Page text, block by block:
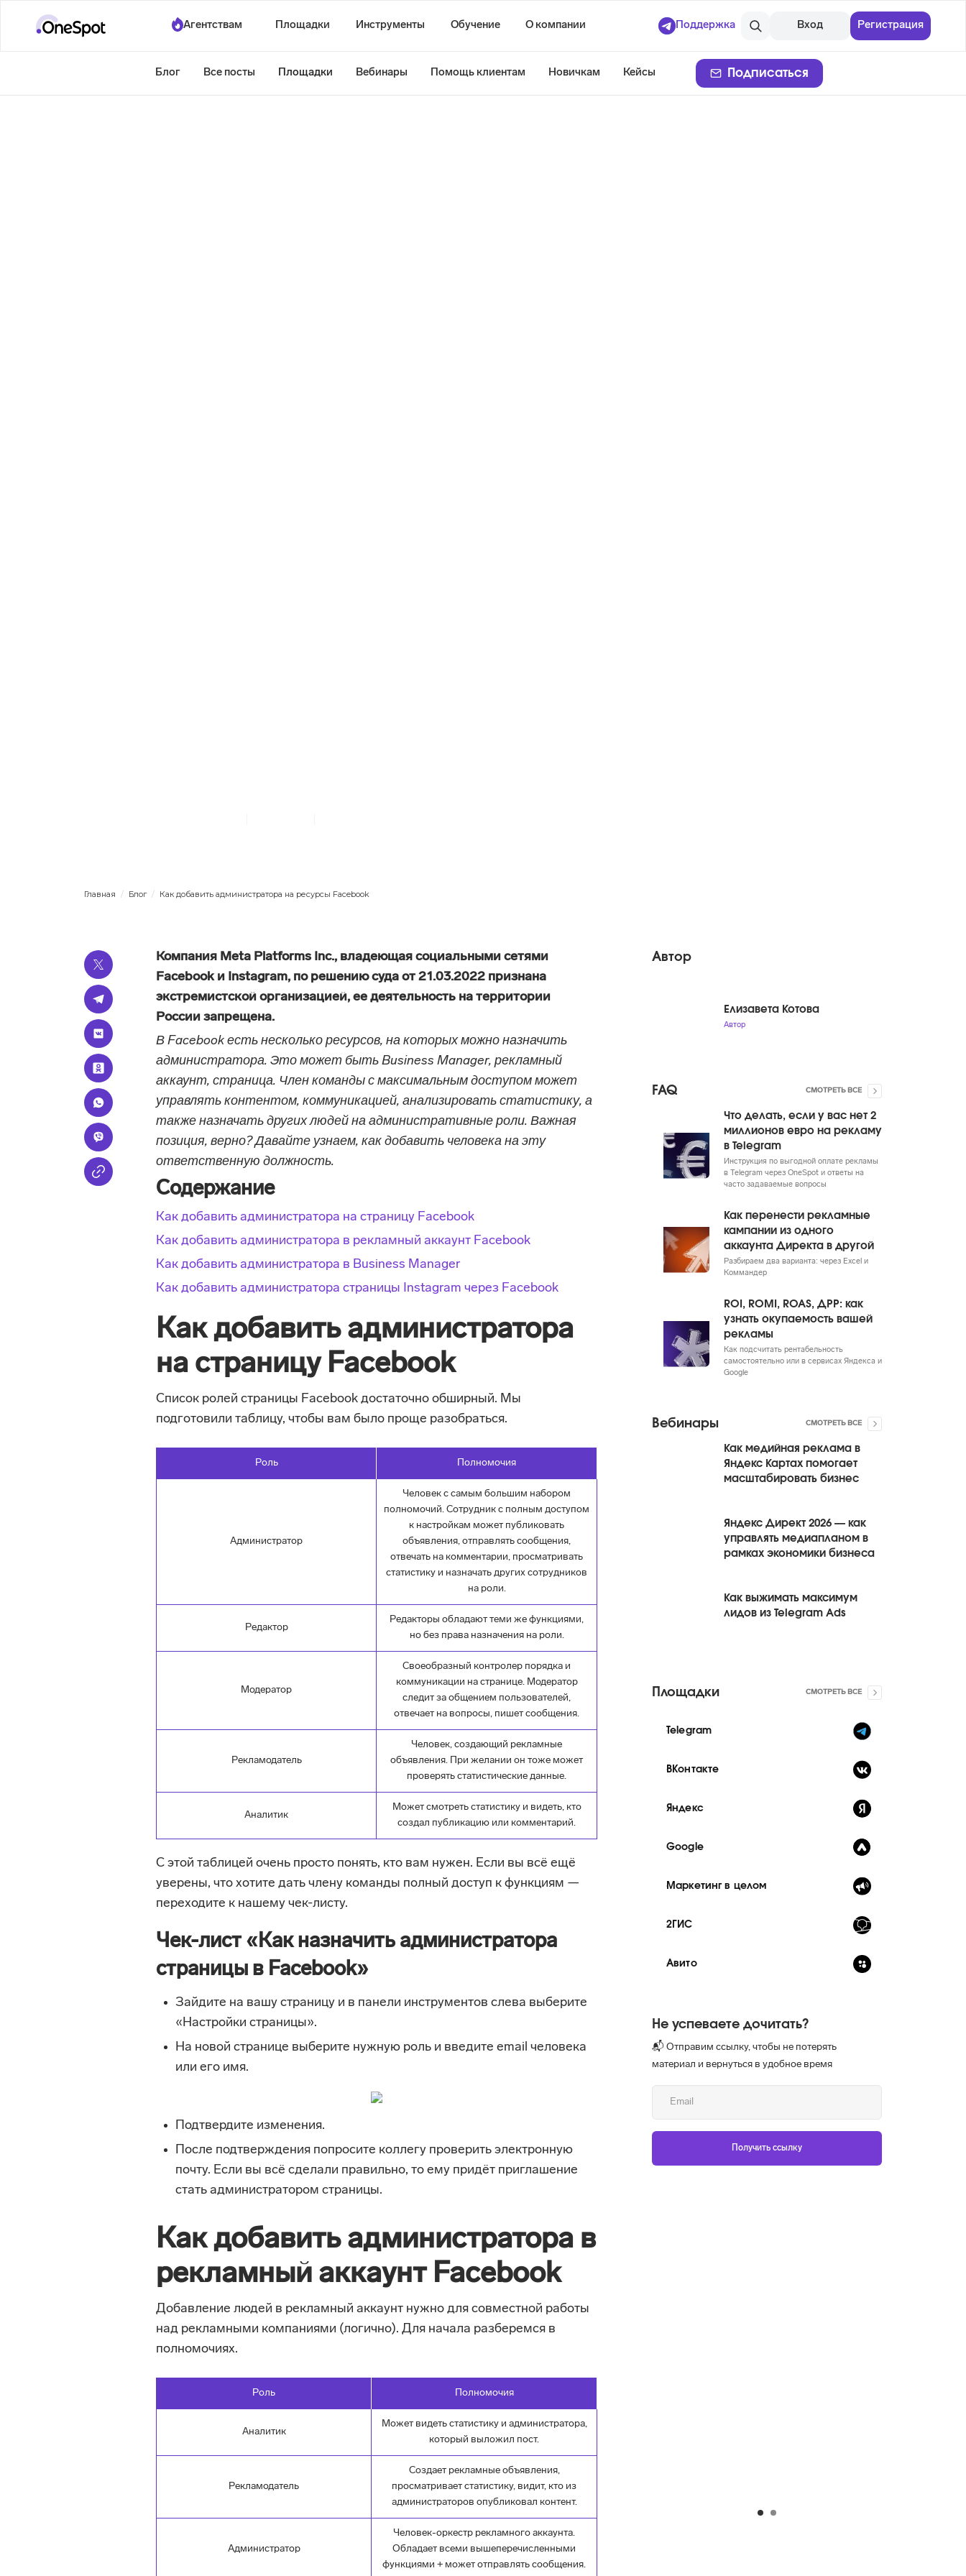
Агентствам Площадки Инструменты Обучение О компании Поддержка Вход Регистрация
Блог Все посты Площадки Вебинары Помощь клиентам Новичкам Кейсы Подписаться
Главная / Блог / Как добавить администратора на ресурсы Facebook
Компания Meta Platforms Inc., владеющая социальными сетями
Facebook и Instagram, по решению суда от 21.03.2022 признана
экстремистской организацией, ее деятельность на территории
России запрещена.
В Facebook есть несколько ресурсов, на которых можно назначить
администратора. Это может быть Business Manager, рекламный
аккаунт, страница. Член команды с максимальным доступом может
управлять контентом, коммуникацией, анализировать статистику, а
также назначать других людей на административные роли. Важная
позиция, верно? Давайте узнаем, как добавить человека на эту
ответственную должность.
Содержание
Как добавить администратора на страницу Facebook
Как добавить администратора в рекламный аккаунт Facebook
Как добавить администратора в Business Manager
Как добавить администратора страницы Instagram через Facebook
Как добавить администратора
на страницу Facebook
Список ролей страницы Facebook достаточно обширный. Мы
подготовили таблицу, чтобы вам было проще разобраться.
Роль Полномочия
Администратор
Человек с самым большим набором
полномочий. Сотрудник с полным доступом
к настройкам может публиковать
объявления, отправлять сообщения,
отвечать на комментарии, просматривать
статистику и назначать других сотрудников
на роли.
Редактор
Редакторы обладают теми же функциями,
но без права назначения на роли.
Модератор
Своеобразный контролер порядка и
коммуникации на странице. Модератор
следит за общением пользователей,
отвечает на вопросы, пишет сообщения.
Рекламодатель
Человек, создающий рекламные
объявления. При желании он тоже может
проверять статистические данные.
Аналитик
Может смотреть статистику и видеть, кто
создал публикацию или комментарий.
С этой таблицей очень просто понять, кто вам нужен. Если вы всё ещё
уверены, что хотите дать члену команды полный доступ к функциям —
переходите к нашему чек-листу.
Чек-лист «Как назначить администратора
страницы в Facebook»
Зайдите на вашу страницу и в панели инструментов слева выберите
«Настройки страницы».
На новой странице выберите нужную роль и введите email человека
или его имя.
Подтвердите изменения.
После подтверждения попросите коллегу проверить электронную
почту. Если вы всё сделали правильно, то ему придёт приглашение
стать администратором страницы.
Как добавить администратора в
рекламный аккаунт Facebook
Добавление людей в рекламный аккаунт нужно для совместной работы
над рекламными компаниями (логично). Для начала разберемся в
полномочиях.
Роль Полномочия
Аналитик
Может видеть статистику и администратора,
который выложил пост.
Рекламодатель
Создает рекламные объявления,
просматривает статистику, видит, кто из
администраторов опубликовал контент.
Администратор
Человек-оркестр рекламного аккаунта.
Обладает всеми вышеперечисленными
функциями + может отправлять сообщения.
Автор
Елизавета Котова
Автор
FAQ СМОТРЕТЬ ВСЕ
Что делать, если у вас нет 2
миллионов евро на рекламу
в Telegram
Инструкция по выгодной оплате рекламы
в Telegram через OneSpot и ответы на
часто задаваемые вопросы
Как перенести рекламные
кампании из одного
аккаунта Директа в другой
Разбираем два варианта: через Excel и
Коммандер
ROI, ROMI, ROAS, ДРР: как
узнать окупаемость вашей
рекламы
Как подсчитать рентабельность
самостоятельно или в сервисах Яндекса и
Google
Вебинары СМОТРЕТЬ ВСЕ
Как медийная реклама в
Яндекс Картах помогает
масштабировать бизнес
Яндекс Директ 2026 — как
управлять медиапланом в
рамках экономики бизнеса
Как выжимать максимум
лидов из Telegram Ads
Площадки СМОТРЕТЬ ВСЕ
Telegram
ВКонтакте
Яндекс
Google
Маркетинг в целом
2ГИС
Авито
Не успеваете дочитать?
📬 Отправим ссылку, чтобы не потерять
материал и вернуться в удобное время